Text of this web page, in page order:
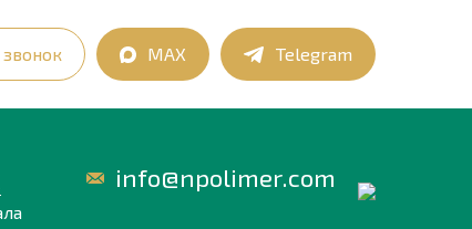
MAX Telegram
info@npolimer.com